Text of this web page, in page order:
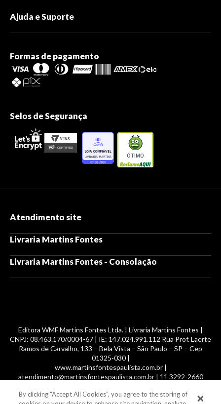
Ajuda e Suporte
Formas de pagamento
Selos de Segurança
ÓTIMO
Atendimento site
Livraria Martins Fontes
Livraria Martins Fontes - Consolação
Editora WMF Martins Fontes Ltda. | Livraria Martins Fontes |
CNPJ: 08.463.170/0004-67 | IE: 147.024.991.112 Rua Prof. Laerte
Ramos de Carvalho, 133 – Bela Vista – São Paulo – SP – Cep
01325-030 |
www.martinsfontespaulista.com.br |
atendimento@martinsfontespaulista.com.br | 11 3292-2660
© 2014 -2026, MartinsFontes livros nacionais e importados,
By clicking “Accept All Cookies”, you agree to the storing of